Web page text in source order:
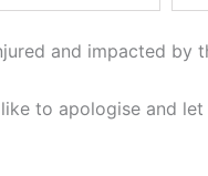
Estuche de
de Transporte
and impacted by
to apologise and